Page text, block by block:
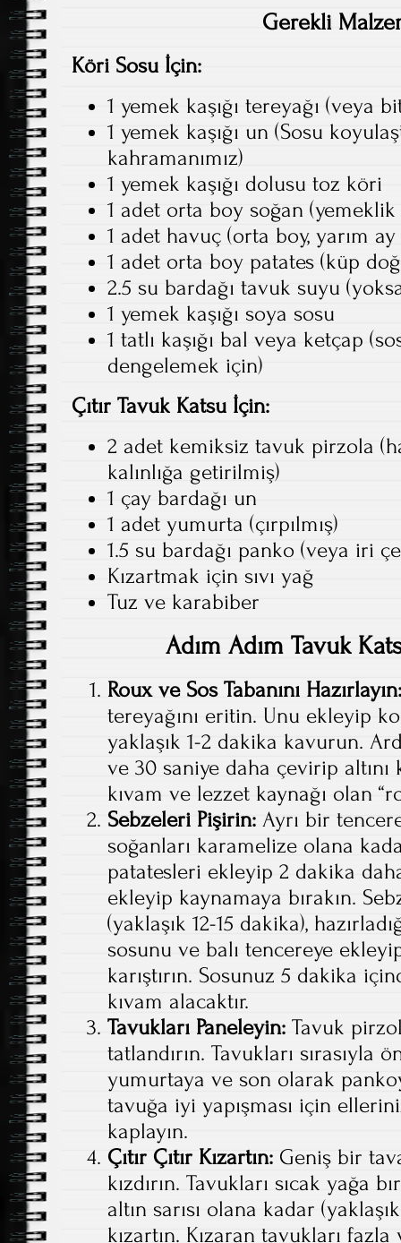
Gerekli
Köri Sosu İçin:
1 yemek kaşığı tereyağı (veya
1 yemek kaşığı un (Sosu
kahramanımız)
1 yemek kaşığı dolusu toz köri
1 adet orta boy soğan (yemeklik
1 adet havuç (orta boy, yarım
1 adet orta boy patates (küp
2.5 su bardağı tavuk suyu
1 yemek kaşığı soya sosu
1 tatlı kaşığı bal veya ketçap
dengelemek için)
Çıtır Tavuk Katsu İçin:
2 adet kemiksiz tavuk pirzola
kalınlığa getirilmiş)
1 çay bardağı un
1 adet yumurta (çırpılmış)
1.5 su bardağı panko (veya iri
Kızartmak için sıvı yağ
Tuz ve karabiber
Adım Adım Tavuk
Roux ve Sos Tabanını Hazırlayın:
tereyağını eritin. Unu ekleyip
yaklaşık 1-2 dakika kavurun.
ve 30 saniye daha çevirip altını
kıvam ve lezzet kaynağı olan
Sebzeleri Pişirin: Ayrı bir
soğanları karamelize olana
patatesleri ekleyip 2 dakika
ekleyip kaynamaya bırakın.
(yaklaşık 12-15 dakika),
sosunu ve balı tencereye ekleyip
karıştırın. Sosunuz 5 dakika
kıvam alacaktır.
Tavukları Paneleyin: Tavuk
tatlandırın. Tavukları sırasıyla
yumurtaya ve son olarak
tavuğa iyi yapışması için
kaplayın.
Çıtır Çıtır Kızartın: Geniş bir
kızdırın. Tavukları sıcak yağa
altın sarısı olana kadar
kızartın. Kızaran tavukları